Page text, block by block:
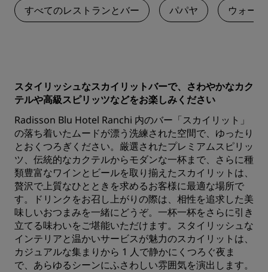
すべてのレストランとバー パパヤ ウォー
スタイリッシュなスカイリットバーで、さわやかなカク
テルや高級スピリッツなどをお楽しみください
Radisson Blu Hotel Ranchi 内のバー「スカイリット」
の落ち着いたムードが漂う洗練された空間で、ゆったり
とおくつろぎください。厳選されたプレミアムスピリッ
ツ、伝統的なカクテルからモダンな一杯まで、さらに種
類豊富なワインとビールを取り揃えたスカイリットは、
贅沢で上質なひとときを求めるお客様に最適な場所で
す。ドリンクをお召し上がりの際は、相性を追求した美
味しいおつまみを一緒にどうぞ。一杯一杯をさらに引き
立てる味わいをご堪能いただけます。スタイリッシュな
インテリアと温かいサービスが魅力のスカイリットは、
カジュアルな集まりから 1 人で静かにくつろぐ夜ま
で、あらゆるシーンにふさわしい雰囲気を演出します。